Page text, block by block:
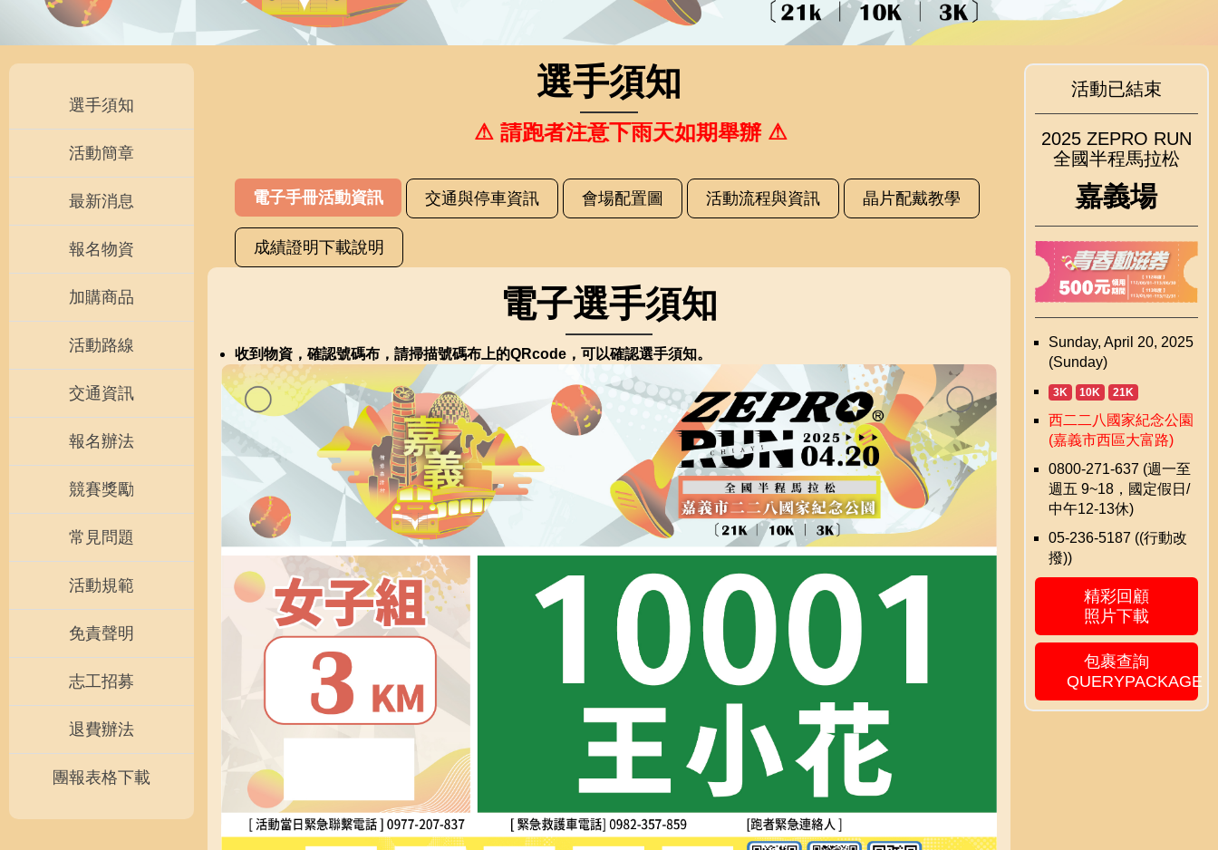
選手須知
活動簡章
最新消息
報名物資
加購商品
活動路線
交通資訊
報名辦法
競賽獎勵
常見問題
活動規範
免責聲明
志工招募
退費辦法
團報表格下載
選手須知
⚠ 請跑者注意下雨天如期舉辦 ⚠
電子手冊活動資訊 交通與停車資訊 會場配置圖 活動流程與資訊 晶片配戴教學
成績證明下載說明
電子選手須知
收到物資，確認號碼布，請掃描號碼布上的QRcode，可以確認選手須知。
活動已結束
2025 ZEPRO RUN
全國半程馬拉松
嘉義場
Sunday, April 20, 2025
(Sunday)
3K 10K 21K
西二二八國家紀念公園
(嘉義市西區大富路)
0800-271-637 (週一至
週五 9~18，國定假日/
中午12-13休)
05-236-5187 ((行動改
撥))
精彩回顧
照片下載
包裹查詢
QUERYPACKAGE